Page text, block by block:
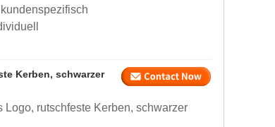
Kerben, schwarzer
rutschfeste Kerben, schwarzer